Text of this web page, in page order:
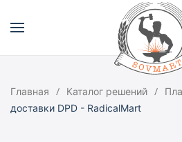
Главная Каталог решений
доставки DPD - RadicalMart